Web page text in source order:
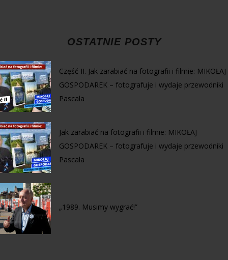
OSTATNIE POSTY
Część II. Jak zarabiać na fotografii i filmie: MIKOŁAJ
GOSPODAREK – fotografuje i wydaje przewodniki
Pascala
Jak zarabiać na fotografii i filmie: MIKOŁAJ
GOSPODAREK – fotografuje i wydaje przewodniki
Pascala
„1989. Musimy wygrać!”